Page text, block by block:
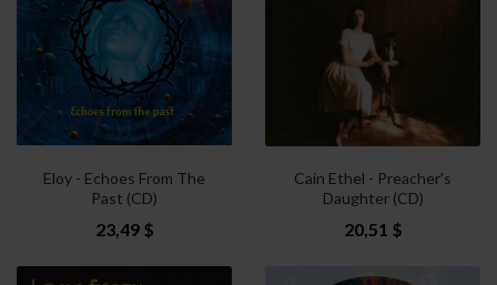
Eloy - Echoes From The
Past (CD)
23,49 $
Cain Ethel - Preacher's
Daughter (CD)
20,51 $